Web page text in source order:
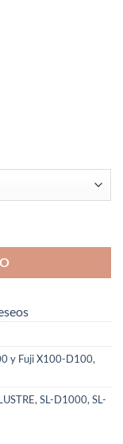
y Fuji X100-D100,
, SL-D1000, SL-